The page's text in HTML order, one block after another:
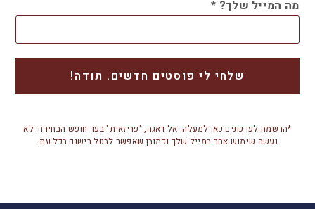
מה המייל שלך? *
*הרשמה לעדכונים כאן למעלה. אל דאגה, "פריזאית" בעד חופש הבחירה. לא
נעשה שימוש אחר במייל שלך וכמובן שאפשר לבטל רישום בכל עת.